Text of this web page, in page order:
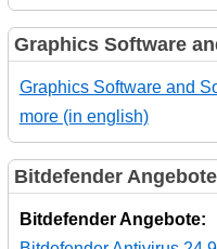
Graphics Software
Graphics Software and
more (in english)
Bitdefender Angebote
Bitdefender Angebote: